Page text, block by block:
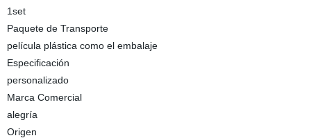
1set
Paquete de Transporte
película plástica como el embalaje
Especificación
personalizado
Marca Comercial
alegría
Origen